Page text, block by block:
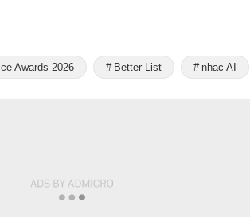
Awards 2026 Better List nhạc AI